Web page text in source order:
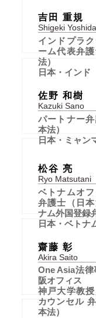
吉田 重規
Shigeki Yoshida
インドプラ
ーム代表弁
法）
日本・インド
佐野 和樹
Kazuki Sano
パートナー
本法）
日本・ミャン
松谷 亮
Ryo Matsutani
ベトナムオ
弁護士（日
ナム外国登録
日本・ベトナ
齋藤 彰
Akira Saito
One Asia法
阪オフィス
神戸大学教授
カウンセル
本法）